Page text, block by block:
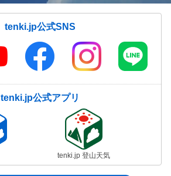
tenki.jp公式SNS
tenki.jp公式アプリ
tenki.jp 登山天気